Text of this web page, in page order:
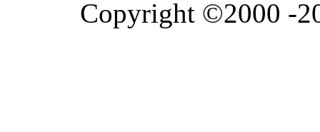
Copyright ©2000 -